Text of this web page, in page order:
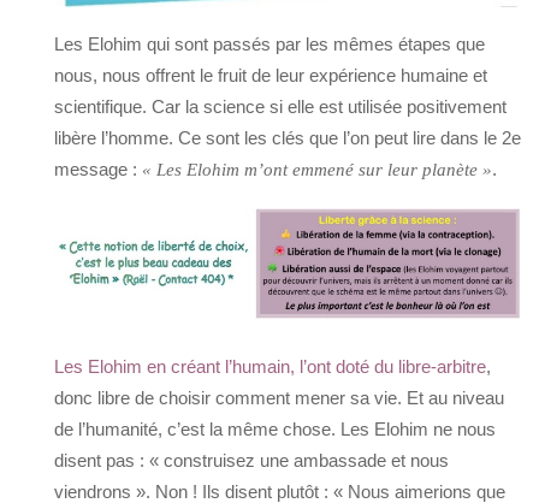
Les Elohim qui sont passés par les mêmes étapes que
nous, nous offrent le fruit de leur expérience humaine et
scientifique. Car la science si elle est utilisée positivement
libère l’homme. Ce sont les clés que l’on peut lire dans le 2e
message : « Les Elohim m’ont emmené sur leur planète ».
Les Elohim en créant l’humain, l’ont doté du libre-arbitre,
donc libre de choisir comment mener sa vie. Et au niveau
de l’humanité, c’est la même chose. Les Elohim ne nous
disent pas : « construisez une ambassade et nous
viendrons ». Non ! Ils disent plutôt : « Nous aimerions que